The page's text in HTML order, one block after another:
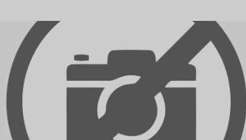
mas-sistemi ta' pożizzjonament bis-satellita
u t-trażmissjoni tagħha lejn it-telefown tal-
card (li tista' tinbidel) imqiegħda fih fuq in-